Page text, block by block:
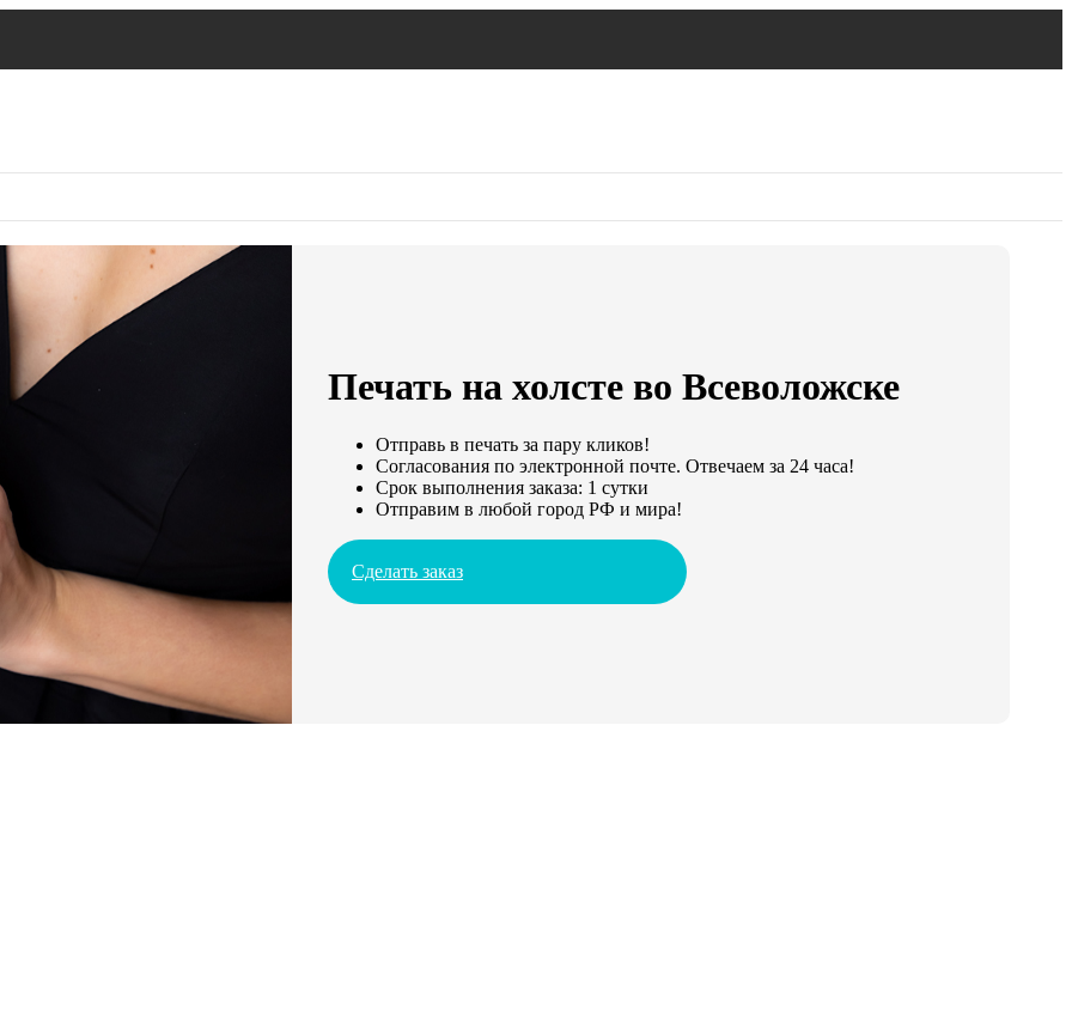
Печать на холсте во Всеволожске
Отправь в печать за пару кликов!
Согласования по электронной почте. Отвечаем за 24 часа!
Срок выполнения заказа: 1 сутки
Отправим в любой город РФ и мира!
Сделать заказ